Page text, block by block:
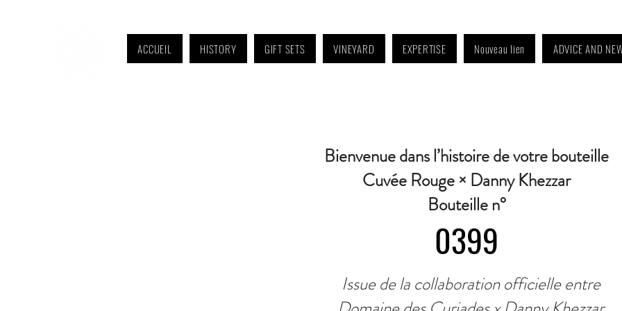
ACCUEIL HISTORY GIFT SETS VINEYARD EXPERTISE Nouveau lien ADVICE AND
Bienvenue dans l’histoire de votre bouteille
Cuvée Rouge × Danny Khezzar
Bouteille n°
0399
Issue de la collaboration officielle entre